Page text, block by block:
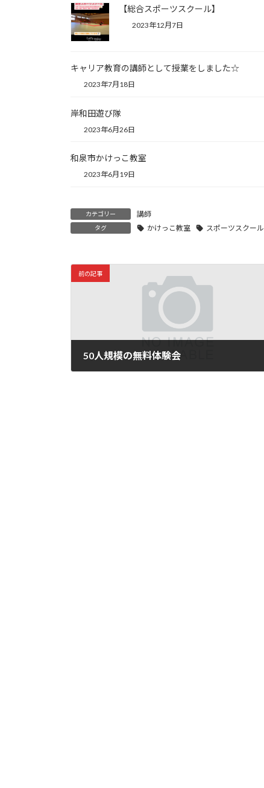
【総合スポーツスクール】
2023年12月7日
キャリア教育の講師として授業をしました☆
2023年7月18日
岸和田遊び隊
2023年6月26日
和泉市かけっこ教室
2023年6月19日
カテゴリー 講師
タグ かけっこ教室 スポーツスクール
前の記事
50人規模の無料体験会